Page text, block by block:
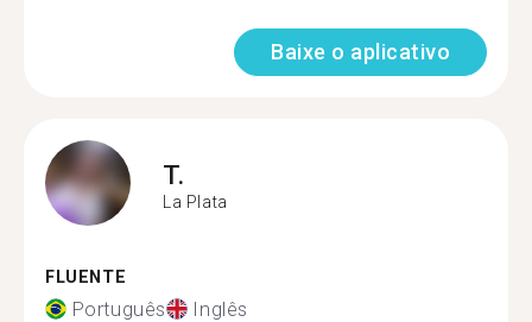
Baixe o aplicativo
T.
La Plata
FLUENTE
Português Inglês